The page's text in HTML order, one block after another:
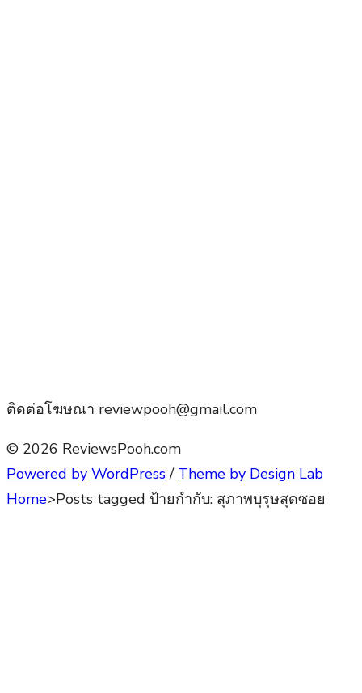
ติดต่อโฆษณา reviewpooh@gmail.com
© 2026 ReviewsPooh.com
Powered by WordPress / Theme by Design Lab
Home>Posts tagged ป้ายกำกับ: สุภาพบุรุษสุดซอย